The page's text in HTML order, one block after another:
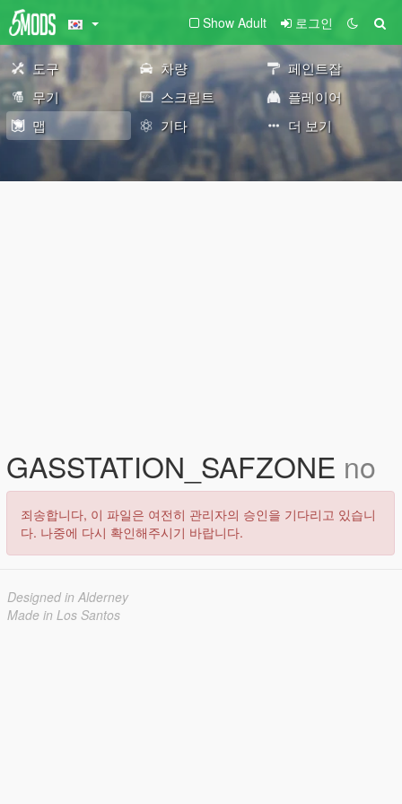
Show Adult 로그인
도구 차량
페인트잡
무기
스크립트
플레이어
맵
기타 더 보기
GASSTATION_SAFZONE no
죄송합니다, 이 파일은 여전히 관리자의 승인을 기다리고 있습니
다. 나중에 다시 확인해주시기 바랍니다.
Designed in Alderney
Made in Los Santos